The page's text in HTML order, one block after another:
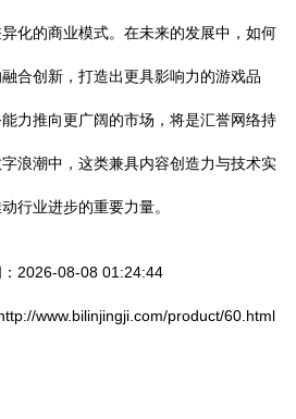
化的商业模式。在未来的发展中，如何
合创新，打造出更具影响力的游戏品
力推向更广阔的市场，将是汇誉网络持
浪潮中，这类兼具内容创造力与技术实
行业进步的重要力量。
2026-08-08 01:24:44
www.bilinjingji.com/product/60.html